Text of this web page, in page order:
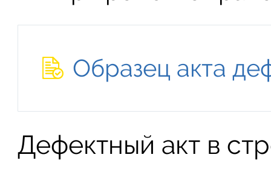
Образец акта
Дефектный акт в